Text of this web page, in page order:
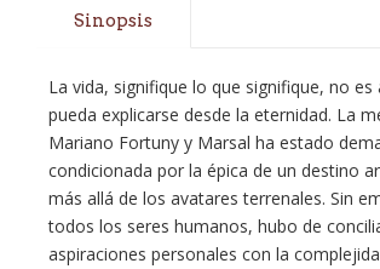
Sinopsis
La vida, signifique lo que signifique, no es
pueda explicarse desde la eternidad. La
Mariano Fortuny y Marsal ha estado
condicionada por la épica de un destino
más allá de los avatares terrenales. Sin
todos los seres humanos, hubo de
aspiraciones personales con la